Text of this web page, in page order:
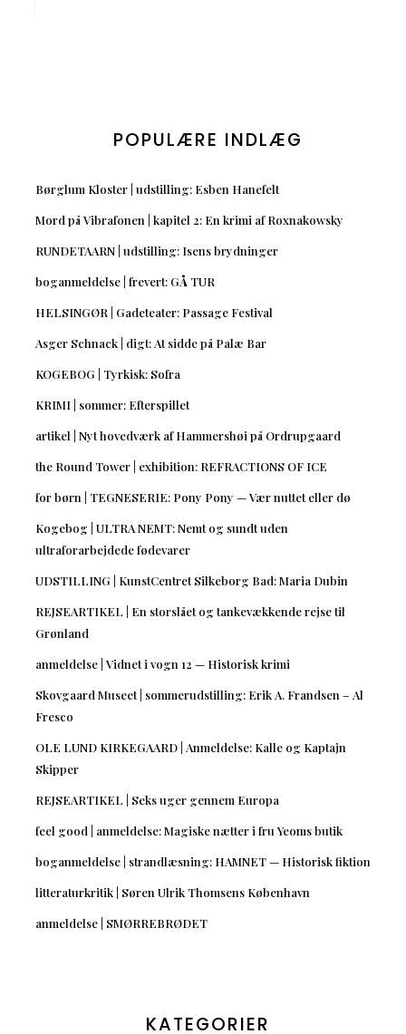
POPULÆRE INDLÆG
Børglum Kloster | udstilling: Esben Hanefelt
Mord på Vibrafonen | kapitel 2: En krimi af Roxnakowsky
RUNDETAARN | udstilling: Isens brydninger
boganmeldelse | frevert: GÅ TUR
HELSINGØR | Gadeteater: Passage Festival
Asger Schnack | digt: At sidde på Palæ Bar
KOGEBOG | Tyrkisk: Sofra
KRIMI | sommer: Efterspillet
artikel | Nyt hovedværk af Hammershøi på Ordrupgaard
the Round Tower | exhibition: REFRACTIONS OF ICE
for børn | TEGNESERIE: Pony Pony — Vær nuttet eller dø
Kogebog | ULTRA NEMT: Nemt og sundt uden
ultraforarbejdede fødevarer
UDSTILLING | KunstCentret Silkeborg Bad: Maria Dubin
REJSEARTIKEL | En storslået og tankevækkende rejse til
Grønland
anmeldelse | Vidnet i vogn 12 — Historisk krimi
Skovgaard Museet | sommerudstilling: Erik A. Frandsen – Al
Fresco
OLE LUND KIRKEGAARD | Anmeldelse: Kalle og Kaptajn
Skipper
REJSEARTIKEL | Seks uger gennem Europa
feel good | anmeldelse: Magiske nætter i fru Yeoms butik
boganmeldelse | strandlæsning: HAMNET — Historisk fiktion
litteraturkritik | Søren Ulrik Thomsens København
anmeldelse | SMØRREBRØDET
KATEGORIER